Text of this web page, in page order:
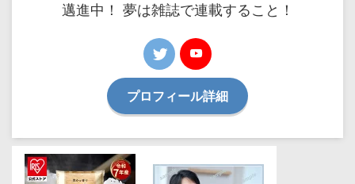
邁進中！ 夢は雑誌で連載すること！
プロフィール詳細